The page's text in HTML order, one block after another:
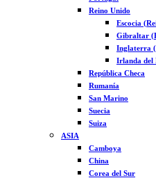
Reino Unido
Escocia
Gibraltar
Inglaterra
Irlanda del
República Checa
Rumanía
San Marino
Suecia
Suiza
ASIA
Camboya
China
Corea del Sur